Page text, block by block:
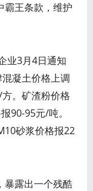
霸王条款，维护
3月4日通知
凝土价格上调
。矿渣粉价格
90-95元/吨。
砂浆价格报22
露出一个残酷